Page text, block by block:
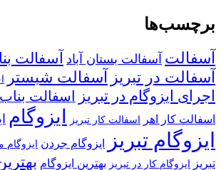
برچسب‌ها
آسفالت آسفالت بستان آباد آسفالت
آسفالت در تبریز آسفالت شبستر
اجرای ایزوگام در تبریز اسفالت بناب
اسفالت کار اهر اسفالت کار تبریز ایزوگام
ایزوگام تبریز ایزوگام جردن ایزوگام
تبریز ایزوگام کار در تبریز بهترین ایزوگام